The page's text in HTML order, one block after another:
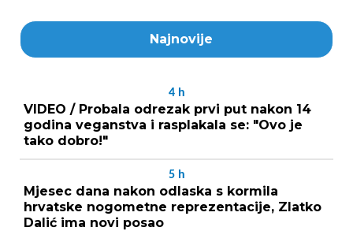
Najnovije
4 h
VIDEO / Probala odrezak prvi put nakon 14
godina veganstva i rasplakala se: "Ovo je
tako dobro!"
5 h
Mjesec dana nakon odlaska s kormila
hrvatske nogometne reprezentacije, Zlatko
Dalić ima novi posao